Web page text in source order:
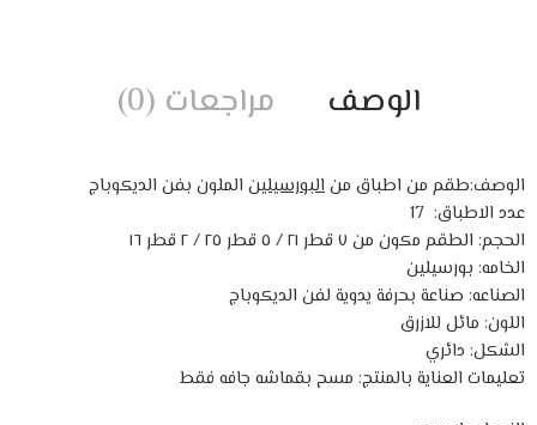
الوصف مراجعات (0)
الوصف:طقم من اطباق منالبورسيلين الملون بفن الديكوباج
عدد الاطباق: 17
الحجم: الطقم مكون من ٧ قطر ٢١ / ٥ قطر ٢٥ / ٢ قطر ١٦
الخامه: بورسيلين
الصناعه: صناعة بحرفة يدوية لفن الديكوباج
اللون: مائل للازرق
الشكل: دائري
تعليمات العناية بالمنتج: مسح بقماشه جافه فقط